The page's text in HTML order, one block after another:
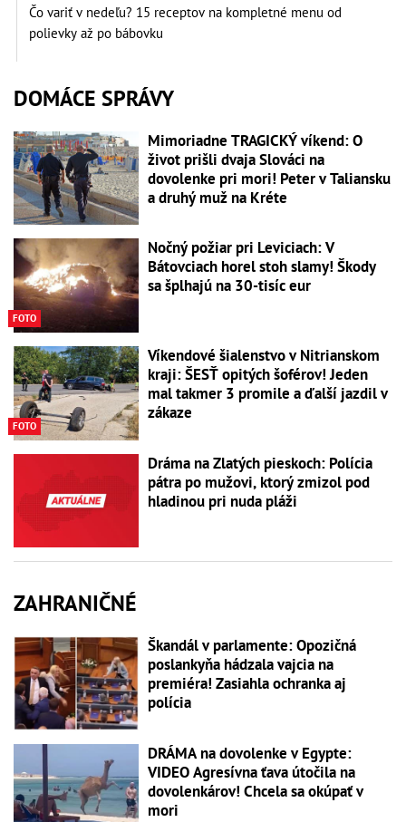
Čo variť v nedeľu? 15 receptov na kompletné menu od
polievky až po bábovku
DOMÁCE SPRÁVY
Mimoriadne TRAGICKÝ víkend: O
život prišli dvaja Slováci na
dovolenke pri mori! Peter v Taliansku
a druhý muž na Kréte
FOTO
Nočný požiar pri Leviciach: V
Bátovciach horel stoh slamy! Škody
sa šplhajú na 30-tisíc eur
FOTO
Víkendové šialenstvo v Nitrianskom
kraji: ŠESŤ opitých šoférov! Jeden
mal takmer 3 promile a ďalší jazdil v
zákaze
Dráma na Zlatých pieskoch: Polícia
pátra po mužovi, ktorý zmizol pod
hladinou pri nuda pláži
ZAHRANIČNÉ
Škandál v parlamente: Opozičná
poslankyňa hádzala vajcia na
premiéra! Zasiahla ochranka aj
polícia
DRÁMA na dovolenke v Egypte:
VIDEO Agresívna ťava útočila na
dovolenkárov! Chcela sa okúpať v
mori